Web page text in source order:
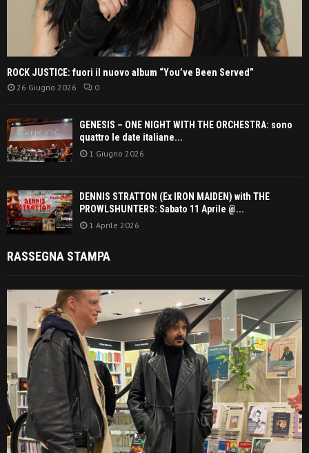
ROCK JUSTICE: fuori il nuovo album “You’ve Been Served”
26 Giugno 2026 0
GENESIS – ONE NIGHT WITH THE ORCHESTRA: sono
quattro le date italiane...
1 Giugno 2026
DENNIS STRATTON (Ex IRON MAIDEN) with THE
PROWLSHUNTERS: Sabato 11 Aprile @...
1 Aprile 2026
RASSEGNA STAMPA